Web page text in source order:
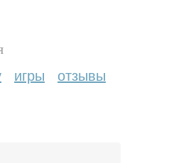
игры отзывы